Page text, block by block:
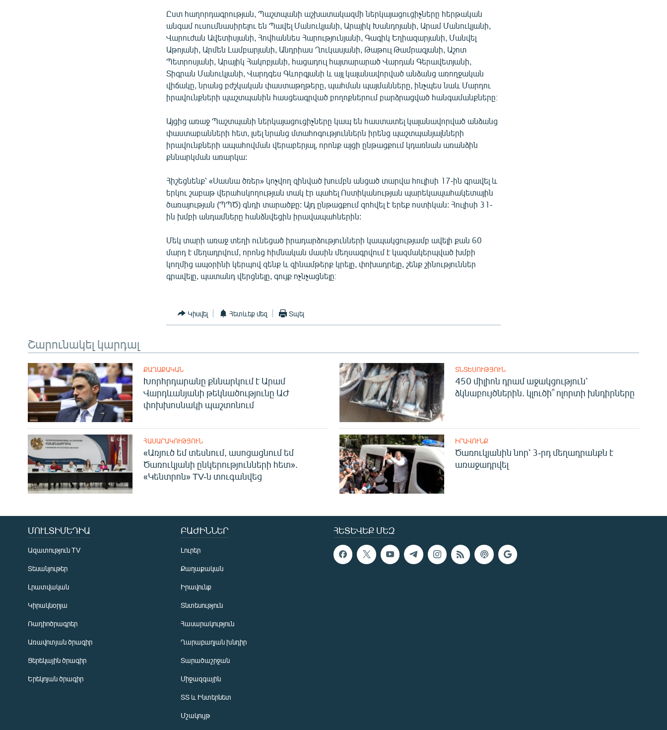
Ըստ հաղորդագրության, Պաշտպանի աշխատակազմի ներկայացուցիչները հերթական
անգամ ուսումնասիրելու են Պավել Մանուկյանի, Արայիկ Խանդոյանի, Արամ Մանուկյանի,
Վարուժան Ավետիսյանի, Հովհաննես Հարությունյանի, Գագիկ Եղիազարյանի, Մանվել
Աթոյանի, Արմեն Լամբարյանի, Անդրիաս Ղուկասյանի, Թաթուլ Թամրազյանի, Աշոտ
Պետրոսյանի, Արայիկ Հակոբյանի, հացադուլ հայտարարած Վարդան Գերավետյանի,
Տիգրան Մանուկյանի, Վարդգես Գևորգյանի և այլ կալանավորված անձանց առողջական
վիճակը, նրանց բժշկական փաստաթղթերը, պահման պայմանները, ինչպես նաև Մարդու
իրավունքների պաշտպանին հասցեագրված բողոքներում բարձրացված հանգամանքները։
Այցից առաջ Պաշտպանի ներկայացուցիչները կապ են հաստատել կալանավորված անձանց
փաստաբանների հետ, լսել նրանց մտահոգություններն իրենց պաշտպանյալնների
իրավունքների ապահովման վերաբերյալ, որոնք այցի ընթացքում կդառնան առանձին
քննարկման առարկա:
Հիշեցնենք՝ «Սասնա ծռեր» կոչվող զինված խումբն անցած տարվա հուլիսի 17-ին գրավել և
երկու շաբաթ վերահսկողության տակ էր պահել Ոստիկանության պարեկապահակետային
ծառայության (ՊՊԾ) գնդի տարածքը: Այդ ընթացքում զոհվել է երեք ոստիկան: Հուլիսի 31-
ին խմբի անդամները հանձնվեցին իրավապահներին:
Մեկ տարի առաջ տեղի ունեցած իրադարձությունների կապակցությամբ ավելի քան 60
մարդ է մեղադրվում, որոնց հիմնական մասին մեղսագրվում է կազմակերպված խմբի
կողմից ապօրինի կերպով զենք և զինամթերք կրելը, փոխադրելը, շենք շինություններ
գրավելը, պատանդ վերցնելը, գույք ոչնչացնելը։
Կիսվել Հետևեք մեզ Տպել
Շարունակել կարդալ
ՔԱՂԱՔԱԿԱՆ
Խորհրդարանը քննարկում է Արամ
Վարդևանյանի թեկնածությունը ԱԺ
փոխխոսնակի պաշտոնում
ՏՆՏԵՍՈՒԹՅՈՒՆ
450 միլիոն դրամ աջակցություն՝
ձկնաբույծներին. կլուծի՞ ոլորտի խնդիրները
ՀԱՍԱՐԱԿՈՒԹՅՈՒՆ
«Առյուծ եմ տեսնում, ասոցացնում եմ
Ծառուկյանի ընկերությունների հետ».
«Կենտրոն» TV-ն տուգանվեց
ԻՐԱՎՈՒՆՔ
Ծառուկյանին նոր՝ 3-րդ մեղադրանքն է
առաջադրվել
ՀԵՏԵՎԵՔ ՄԵԶ
ՄՈՒԼՏԻՄԵԴԻԱ
Ազատություն TV
Տեսանյութեր
Լրատվական
Կիրակնօրյա
Ռադիոծրագրեր
Առավոտյան ծրագիր
Ցերեկային ծրագիր
Երեկոյան ծրագիր
ԲԱԺԻՆՆԵՐ
Լուրեր
Քաղաքական
Իրավունք
Տնտեսություն
Հասարակություն
Ղարաբաղյան խնդիր
Տարածաշրջան
Միջազգային
ՏՏ և Ինտերնետ
Մշակույթ